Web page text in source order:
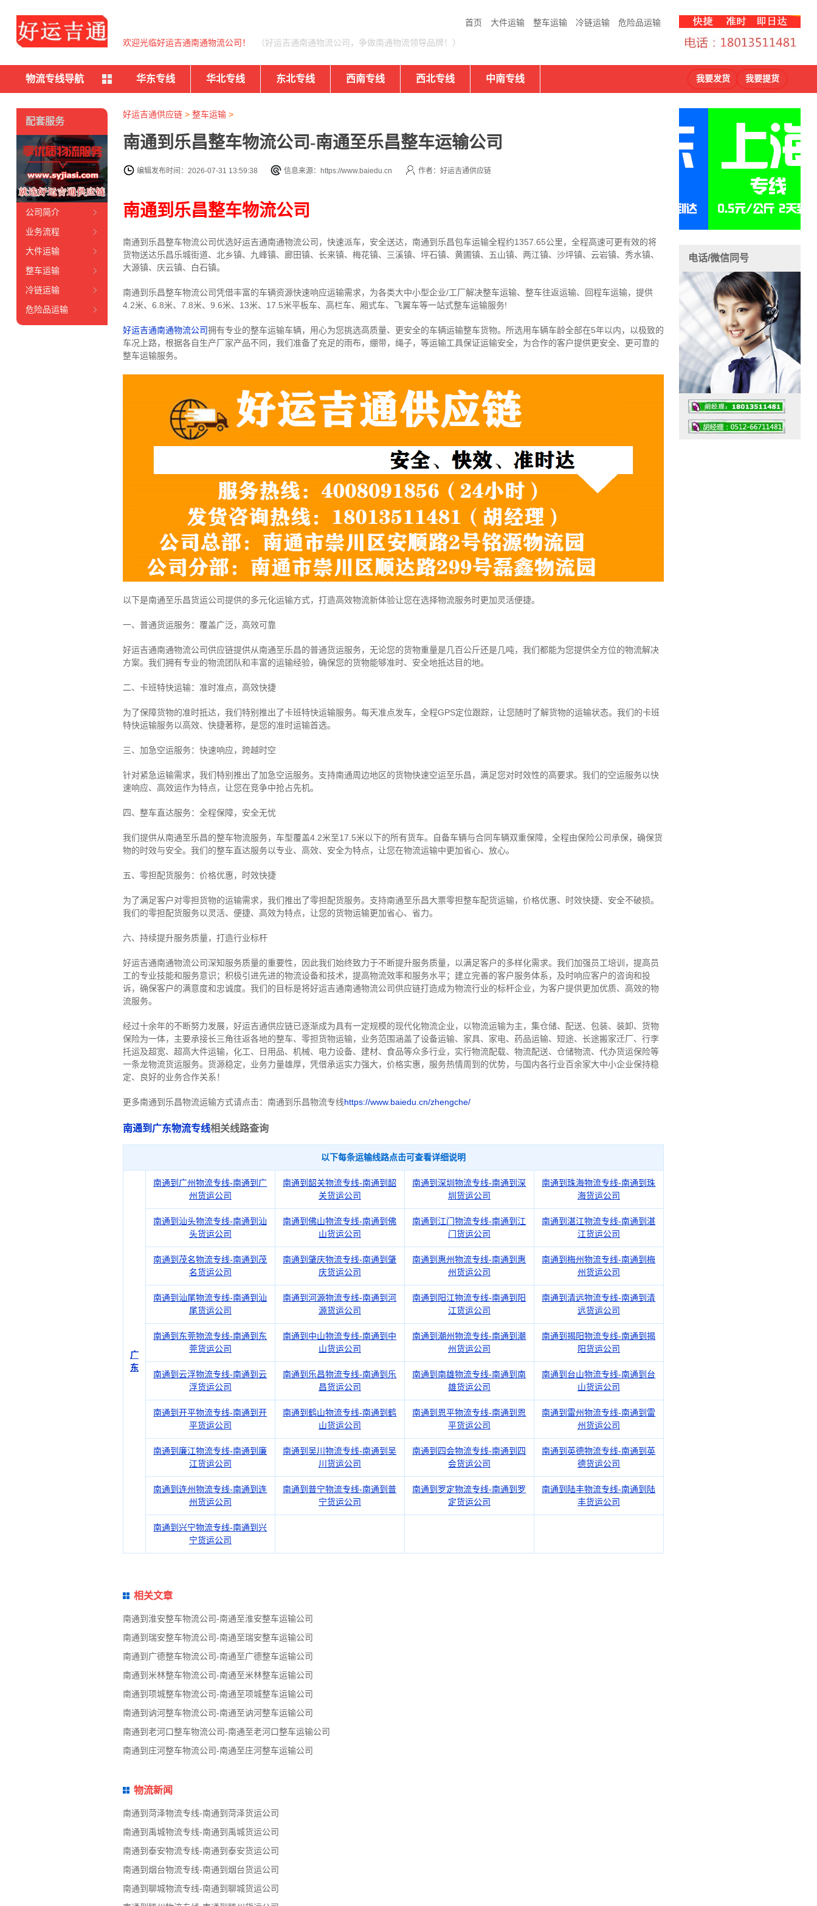
首页 大件运输 整车运输 冷链运输 危险品运输
欢迎光临好运吉通南通物流公司！ （好运吉通南通物流公司，争做南通物流领导品牌！）
物流专线导航 华东专线 华北专线 东北专线 西南专线 西北专线 中南专线 我要发货 我要提货
好运吉通供应链> 整车运输>
南通到乐昌整车物流公司-南通至乐昌整车运输公司
编辑发布时间：2026-07-31 13:59:38 信息来源：https://www.baiedu.cn 作者：好运吉通供应链
南通到乐昌整车物流公司
南通到乐昌整车物流公司优选好运吉通南通物流公司，快速派车，安全送达，南通到乐昌包车运输全程约1357.65公里，全程高速可更有效的将
货物送达乐昌乐城街道、北乡镇、九峰镇、廊田镇、长来镇、梅花镇、三溪镇、坪石镇、黄圃镇、五山镇、两江镇、沙坪镇、云岩镇、秀水镇、
大源镇、庆云镇、白石镇。
南通到乐昌整车物流公司凭借丰富的车辆资源快速响应运输需求，为各类大中小型企业/工厂解决整车运输、整车往返运输、回程车运输， 提供
4.2米、6.8米、7.8米、9.6米、13米、17.5米平板车、高栏车、厢式车、飞翼车等一站式整车运输服务!
好运吉通南通物流公司拥有专业的整车运输车辆，用心为您挑选高质量、更安全的车辆运输整车货物。所选用车辆车龄全部在5年以内，以极致的
车况上路，根据各自生产厂家产品不同，我们准备了充足的雨布，绷带，绳子，等运输工具保证运输安全，为合作的客户提供更安全、更可靠的
整车运输服务。
以下是南通至乐昌货运公司提供的多元化运输方式，打造高效物流新体验让您在选择物流服务时更加灵活便捷。
一、普通货运服务：覆盖广泛，高效可靠
好运吉通南通物流公司供应链提供从南通至乐昌的普通货运服务，无论您的货物重量是几百公斤还是几吨，我们都能为您提供全方位的物流解决
方案。我们拥有专业的物流团队和丰富的运输经验，确保您的货物能够准时、安全地抵达目的地。
二、卡班特快运输：准时准点，高效快捷
为了保障货物的准时抵达，我们特别推出了卡班特快运输服务。每天准点发车，全程GPS定位跟踪，让您随时了解货物的运输状态。我们的卡班
特快运输服务以高效、快捷著称，是您的准时运输首选。
三、加急空运服务：快速响应，跨越时空
针对紧急运输需求，我们特别推出了加急空运服务。支持南通周边地区的货物快速空运至乐昌，满足您对时效性的高要求。我们的空运服务以快
速响应、高效运作为特点，让您在竞争中抢占先机。
四、整车直达服务：全程保障，安全无忧
我们提供从南通至乐昌的整车物流服务，车型覆盖4.2米至17.5米以下的所有货车。自备车辆与合同车辆双重保障，全程由保险公司承保，确保货
物的时效与安全。我们的整车直达服务以专业、高效、安全为特点，让您在物流运输中更加省心、放心。
五、零担配货服务：价格优惠，时效快捷
为了满足客户对零担货物的运输需求，我们推出了零担配货服务。支持南通至乐昌大票零担整车配货运输，价格优惠、时效快捷、安全不破损。
我们的零担配货服务以灵活、便捷、高效为特点，让您的货物运输更加省心、省力。
六、持续提升服务质量，打造行业标杆
好运吉通南通物流公司深知服务质量的重要性，因此我们始终致力于不断提升服务质量，以满足客户的多样化需求。我们加强员工培训，提高员
工的专业技能和服务意识；积极引进先进的物流设备和技术，提高物流效率和服务水平；建立完善的客户服务体系，及时响应客户的咨询和投
诉，确保客户的满意度和忠诚度。我们的目标是将好运吉通南通物流公司供应链打造成为物流行业的标杆企业，为客户提供更加优质、高效的物
流服务。
经过十余年的不断努力发展，好运吉通供应链已逐渐成为具有一定规模的现代化物流企业，以物流运输为主，集仓储、配送、包装、装卸、货物
保险为一体，主要承接长三角往返各地的整车、零担货物运输，业务范围涵盖了设备运输、家具、家电、药品运输、短途、长途搬家迁厂、行李
托运及超宽、超高大件运输，化工、日用品、机械、电力设备、建材、食品等众多行业，实行物流配载、物流配送、仓储物流、代办货运保险等
一条龙物流货运服务。货源稳定，业务力量雄厚，凭借承运实力强大，价格实惠，服务热情周到的优势，与国内各行业百余家大中小企业保持稳
定、良好的业务合作关系！
更多南通到乐昌物流运输方式请点击：南通到乐昌物流专线https://www.baiedu.cn/zhengche/
南通到广东物流专线相关线路查询
以下每条运输线路点击可查看详细说明
广
东
南通到广州物流专线-南通到广
州货运公司
南通到韶关物流专线-南通到韶
关货运公司
南通到深圳物流专线-南通到深
圳货运公司
南通到珠海物流专线-南通到珠
海货运公司
南通到汕头物流专线-南通到汕
头货运公司
南通到佛山物流专线-南通到佛
山货运公司
南通到江门物流专线-南通到江
门货运公司
南通到湛江物流专线-南通到湛
江货运公司
南通到茂名物流专线-南通到茂
名货运公司
南通到肇庆物流专线-南通到肇
庆货运公司
南通到惠州物流专线-南通到惠
州货运公司
南通到梅州物流专线-南通到梅
州货运公司
南通到汕尾物流专线-南通到汕
尾货运公司
南通到河源物流专线-南通到河
源货运公司
南通到阳江物流专线-南通到阳
江货运公司
南通到清远物流专线-南通到清
远货运公司
南通到东莞物流专线-南通到东
莞货运公司
南通到中山物流专线-南通到中
山货运公司
南通到潮州物流专线-南通到潮
州货运公司
南通到揭阳物流专线-南通到揭
阳货运公司
南通到云浮物流专线-南通到云
浮货运公司
南通到乐昌物流专线-南通到乐
昌货运公司
南通到南雄物流专线-南通到南
雄货运公司
南通到台山物流专线-南通到台
山货运公司
南通到开平物流专线-南通到开
平货运公司
南通到鹤山物流专线-南通到鹤
山货运公司
南通到恩平物流专线-南通到恩
平货运公司
南通到雷州物流专线-南通到雷
州货运公司
南通到廉江物流专线-南通到廉
江货运公司
南通到吴川物流专线-南通到吴
川货运公司
南通到四会物流专线-南通到四
会货运公司
南通到英德物流专线-南通到英
德货运公司
南通到连州物流专线-南通到连
州货运公司
南通到普宁物流专线-南通到普
宁货运公司
南通到罗定物流专线-南通到罗
定货运公司
南通到陆丰物流专线-南通到陆
丰货运公司
南通到兴宁物流专线-南通到兴
宁货运公司
相关文章
南通到淮安整车物流公司-南通至淮安整车运输公司
南通到瑞安整车物流公司-南通至瑞安整车运输公司
南通到广德整车物流公司-南通至广德整车运输公司
南通到米林整车物流公司-南通至米林整车运输公司
南通到项城整车物流公司-南通至项城整车运输公司
南通到讷河整车物流公司-南通至讷河整车运输公司
南通到老河口整车物流公司-南通至老河口整车运输公司
南通到庄河整车物流公司-南通至庄河整车运输公司
物流新闻
南通到菏泽物流专线-南通到菏泽货运公司
南通到禹城物流专线-南通到禹城货运公司
南通到泰安物流专线-南通到泰安货运公司
南通到烟台物流专线-南通到烟台货运公司
南通到聊城物流专线-南通到聊城货运公司
配套服务
公司简介
业务流程
大件运输
整车运输
冷链运输
危险品运输
电话/微信同号